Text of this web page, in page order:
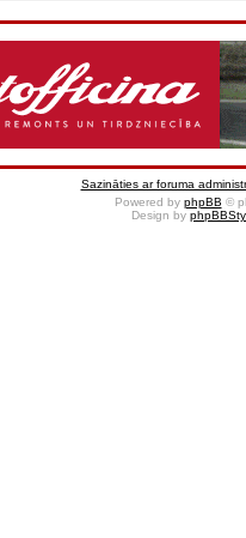
Sazināties ar foruma
Powered by phpBB ©
Design by